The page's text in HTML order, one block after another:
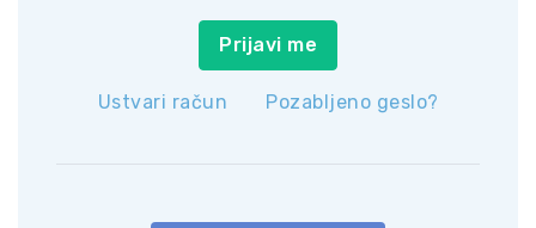
Prijavi me
Ustvari račun Pozabljeno geslo?